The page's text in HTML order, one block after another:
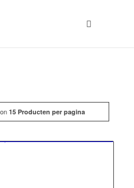
15 Producten per pagina